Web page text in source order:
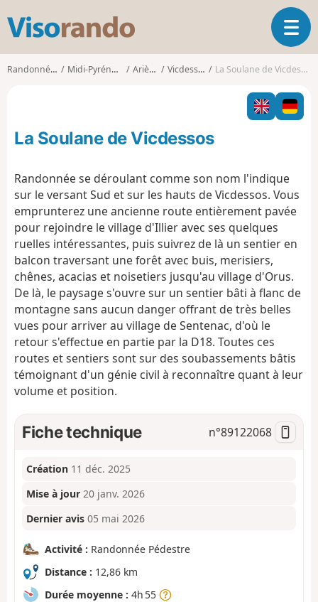
s
o
o
O
u
v
i
r
l
i
g
t
n
Randonnées Midi-Pyrénées Ariège Vicdessos La Soulane de Vicdessos
La Soulane de Vicdessos
Randonnée se déroulant comme son nom l'indique
sur le versant Sud et sur les hauts de Vicdessos. Vous
emprunterez une ancienne route entièrement pavée
pour rejoindre le village d'Illier avec ses quelques
ruelles intéressantes, puis suivrez de là un sentier en
balcon traversant une forêt avec buis, merisiers,
chênes, acacias et noisetiers jusqu'au village d'Orus.
De là, le paysage s'ouvre sur un sentier bâti à flanc de
montagne sans aucun danger offrant de très belles
vues pour arriver au village de Sentenac, d'où le
retour s'effectue en partie par la D18. Toutes ces
routes et sentiers sont sur des soubassements bâtis
témoignant d'un génie civil à reconnaître quant à leur
volume et position.
Fiche technique n°89122068
Création 11 déc. 2025
Mise à jour 20 janv. 2026
Dernier avis 05 mai 2026
Activité : Randonnée Pédestre
Distance : 12,86 km
Durée moyenne : 4h 55